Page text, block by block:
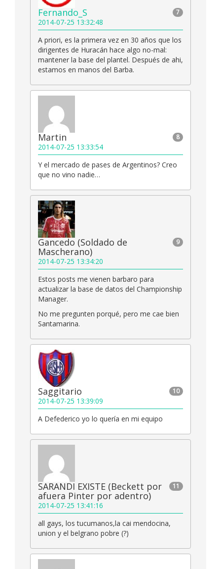
7
Fernando_S
2014-07-25 13:32:48
A priori, es la primera vez en 30 años que los
dirigentes de Huracán hace algo no-mal:
mantener la base del plantel. Después de ahi,
estamos en manos del Barba.
8
Martin
2014-07-25 13:33:54
Y el mercado de pases de Argentinos? Creo
que no vino nadie…
9
Gancedo (Soldado de
Mascherano)
2014-07-25 13:34:20
Estos posts me vienen barbaro para
actualizar la base de datos del Championship
Manager.
No me pregunten porqué, pero me cae bien
Santamarina.
10
Saggitario
2014-07-25 13:39:09
A Defederico yo lo quería en mi equipo
11
SARANDI EXISTE (Beckett por
afuera Pinter por adentro)
2014-07-25 13:41:16
all gays, los tucumanos,la cai mendocina,
union y el belgrano pobre (?)